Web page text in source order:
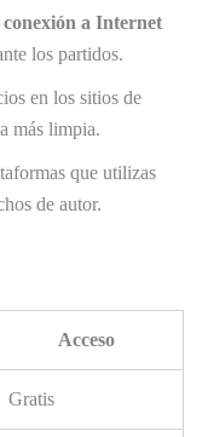
conexión a Internet
los partidos.
en los sitios de
más limpia.
que utilizas
de autor.
Acceso
Gratis